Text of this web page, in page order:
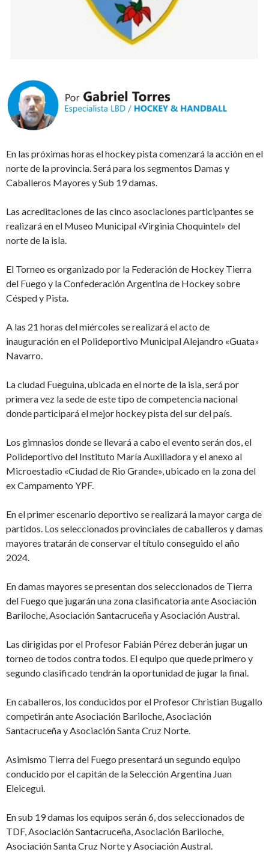
En las próximas horas el hockey pista comenzará la acción en el
norte de la provincia. Será para los segmentos Damas y
Caballeros Mayores y Sub 19 damas.
Las acreditaciones de las cinco asociaciones participantes se
realizará en el Museo Municipal «Virginia Choquintel» del
norte de la isla.
El Torneo es organizado por la Federación de Hockey Tierra
del Fuego y la Confederación Argentina de Hockey sobre
Césped y Pista.
A las 21 horas del miércoles se realizará el acto de
inauguración en el Polideportivo Municipal Alejandro «Guata»
Navarro.
La ciudad Fueguina, ubicada en el norte de la isla, será por
primera vez la sede de este tipo de competencia nacional
donde participará el mejor hockey pista del sur del país.
Los gimnasios donde se llevará a cabo el evento serán dos, el
Polideportivo del Instituto María Auxiliadora y el anexo al
Microestadio «Ciudad de Rio Grande», ubicado en la zona del
ex Campamento YPF.
En el primer escenario deportivo se realizará la mayor carga de
partidos. Los seleccionados provinciales de caballeros y damas
mayores tratarán de conservar el título conseguido el año
2024.
En damas mayores se presentan dos seleccionados de Tierra
del Fuego que jugarán una zona clasificatoria ante Asociación
Bariloche, Asociación Santacruceña y Asociación Austral.
Las dirigidas por el Profesor Fabián Pérez deberán jugar un
torneo de todos contra todos. El equipo que quede primero y
segundo clasificado tendrán la oportunidad de jugar la final.
En caballeros, los conducidos por el Profesor Christian Bugallo
competirán ante Asociación Bariloche, Asociación
Santacruceña y Asociación Santa Cruz Norte.
Asimismo Tierra del Fuego presentará un segundo equipo
conducido por el capitán de la Selección Argentina Juan
Eleicegui.
En sub 19 damas los equipos serán 6, dos seleccionados de
TDF, Asociación Santacruceña, Asociación Bariloche,
Asociación Santa Cruz Norte y Asociación Austral.